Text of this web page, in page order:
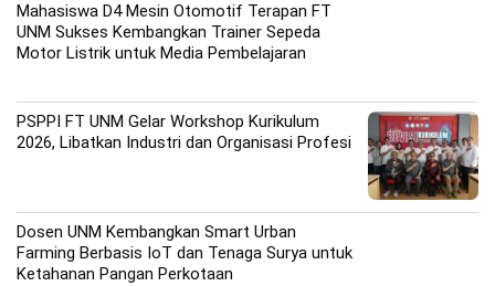
Mahasiswa D4 Mesin Otomotif Terapan FT
UNM Sukses Kembangkan Trainer Sepeda
Motor Listrik untuk Media Pembelajaran
PSPPI FT UNM Gelar Workshop Kurikulum
2026, Libatkan Industri dan Organisasi Profesi
Dosen UNM Kembangkan Smart Urban
Farming Berbasis IoT dan Tenaga Surya untuk
Ketahanan Pangan Perkotaan